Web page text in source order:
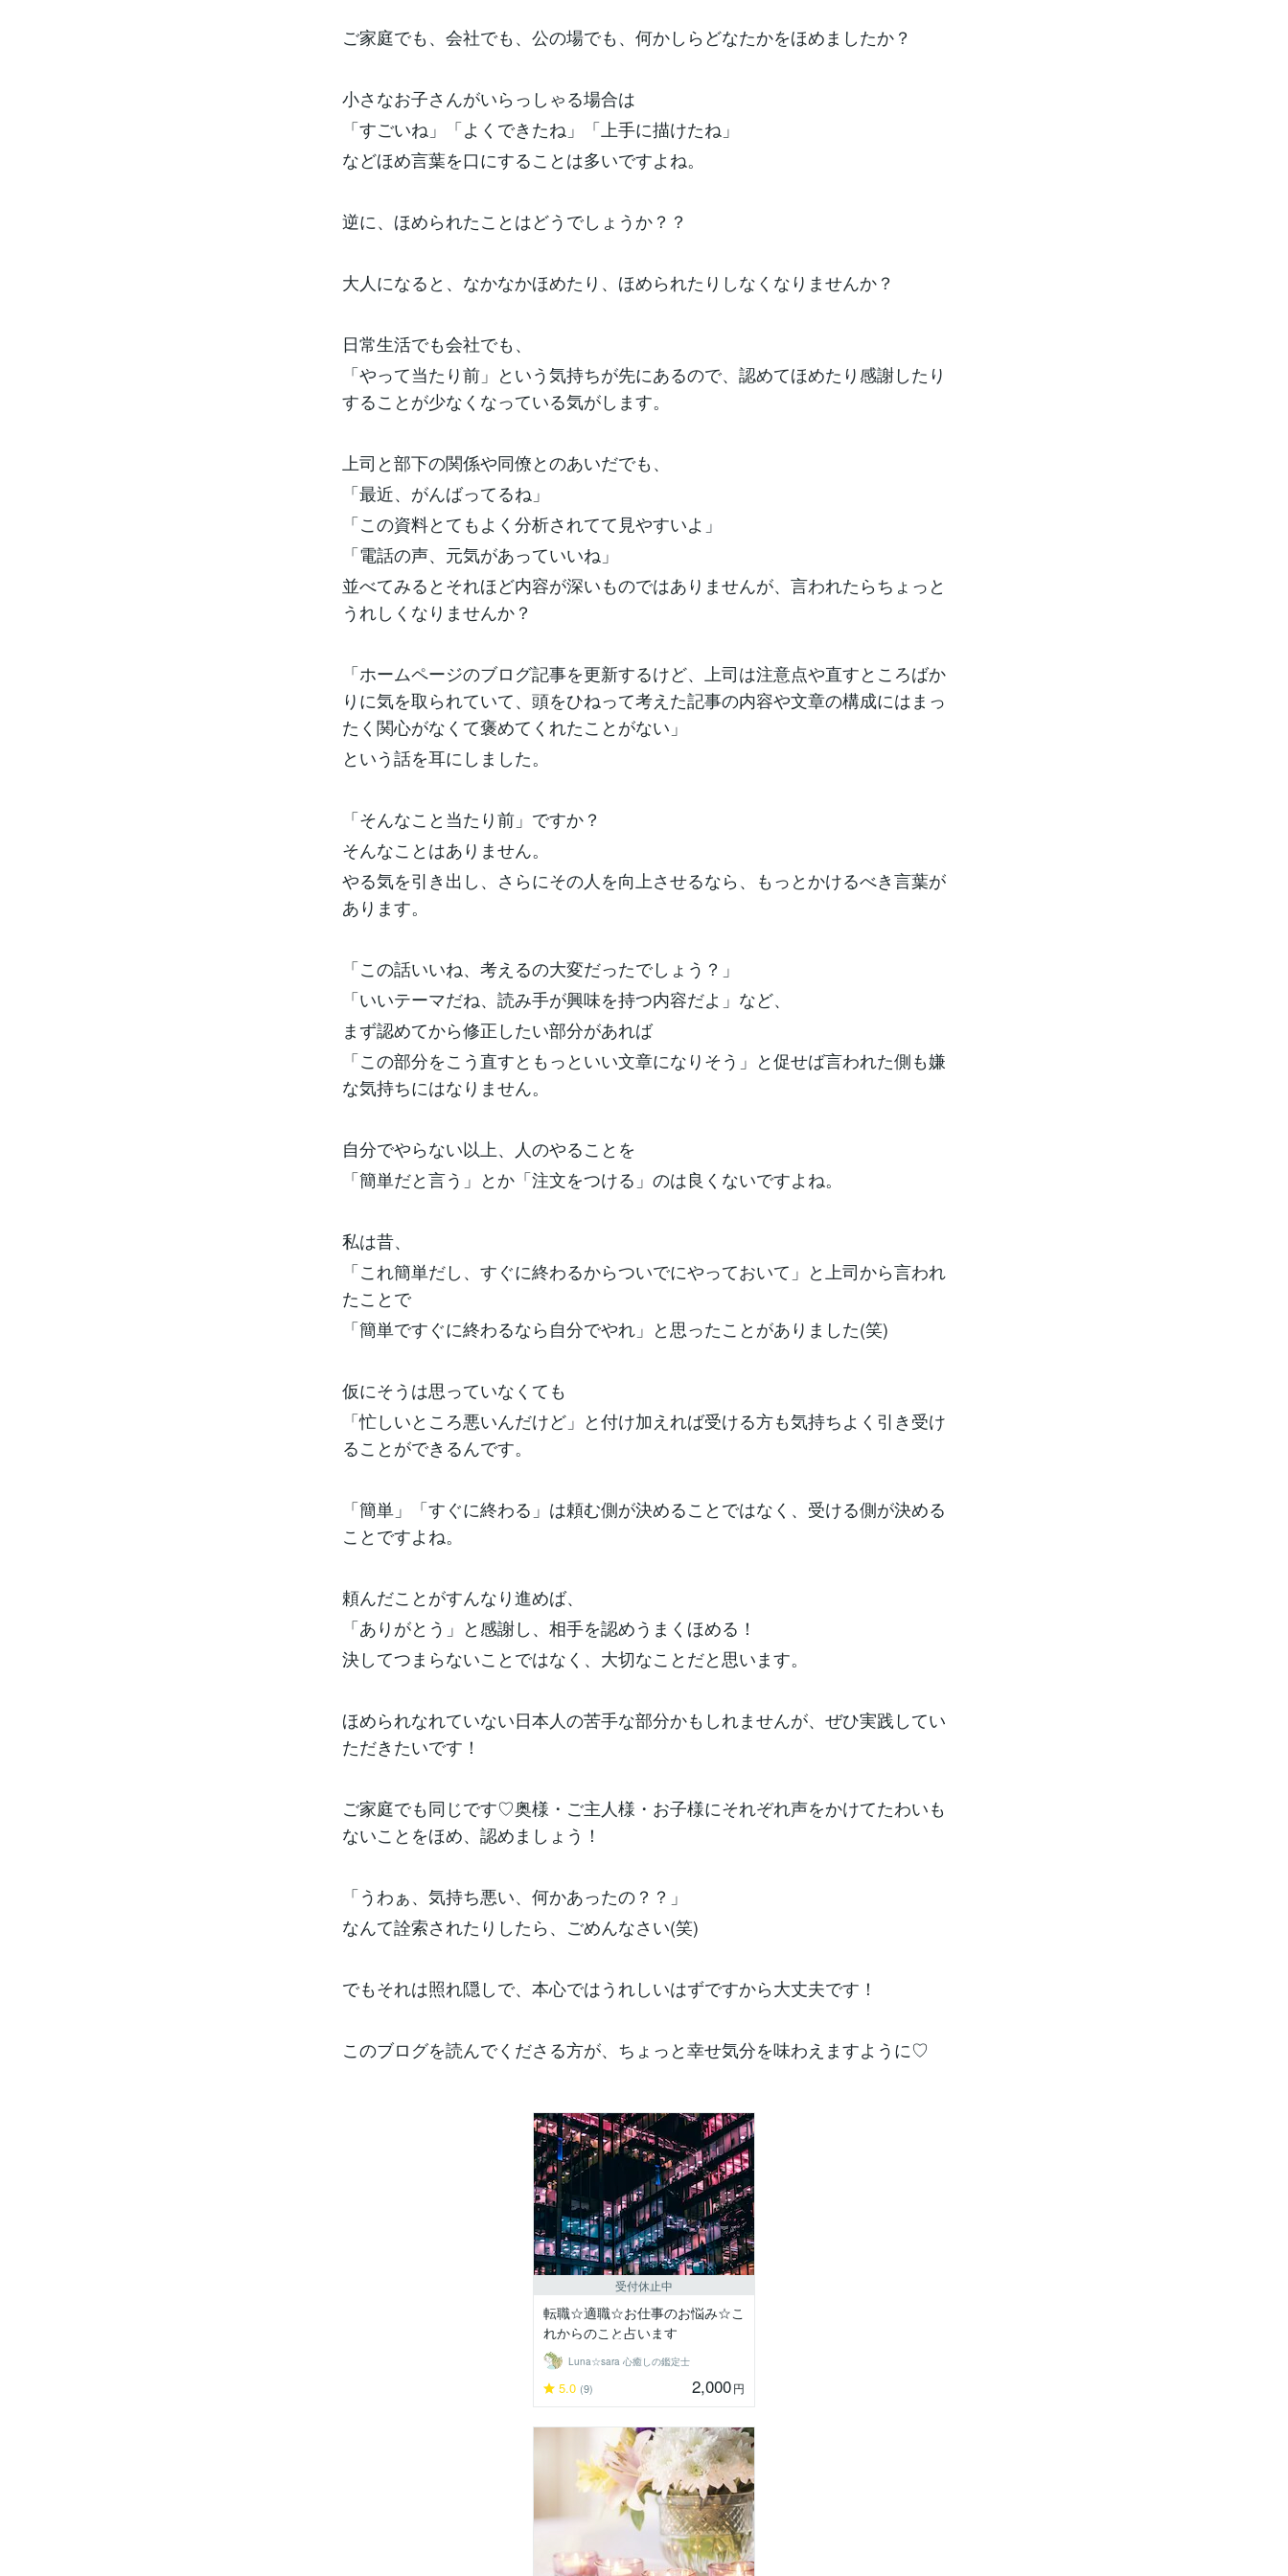
ご家庭でも、会社でも、公の場でも、何かしらどなたかをほめましたか？
小さなお子さんがいらっしゃる場合は
「すごいね」「よくできたね」「上手に描けたね」
などほめ言葉を口にすることは多いですよね。
逆に、ほめられたことはどうでしょうか？？
大人になると、なかなかほめたり、ほめられたりしなくなりませんか？
日常生活でも会社でも、
「やって当たり前」という気持ちが先にあるので、認めてほめたり感謝したり
することが少なくなっている気がします。
上司と部下の関係や同僚とのあいだでも、
「最近、がんばってるね」
「この資料とてもよく分析されてて見やすいよ」
「電話の声、元気があっていいね」
並べてみるとそれほど内容が深いものではありませんが、言われたらちょっと
うれしくなりませんか？
「ホームページのブログ記事を更新するけど、上司は注意点や直すところばか
りに気を取られていて、頭をひねって考えた記事の内容や文章の構成にはまっ
たく関心がなくて褒めてくれたことがない」
という話を耳にしました。
「そんなこと当たり前」ですか？
そんなことはありません。
やる気を引き出し、さらにその人を向上させるなら、もっとかけるべき言葉が
あります。
「この話いいね、考えるの大変だったでしょう？」
「いいテーマだね、読み手が興味を持つ内容だよ」など、
まず認めてから修正したい部分があれば
「この部分をこう直すともっといい文章になりそう」と促せば言われた側も嫌
な気持ちにはなりません。
自分でやらない以上、人のやることを
「簡単だと言う」とか「注文をつける」のは良くないですよね。
私は昔、
「これ簡単だし、すぐに終わるからついでにやっておいて」と上司から言われ
たことで
「簡単ですぐに終わるなら自分でやれ」と思ったことがありました(笑)
仮にそうは思っていなくても
「忙しいところ悪いんだけど」と付け加えれば受ける方も気持ちよく引き受け
ることができるんです。
「簡単」「すぐに終わる」は頼む側が決めることではなく、受ける側が決める
ことですよね。
頼んだことがすんなり進めば、
「ありがとう」と感謝し、相手を認めうまくほめる！
決してつまらないことではなく、大切なことだと思います。
ほめられなれていない日本人の苦手な部分かもしれませんが、ぜひ実践してい
ただきたいです！
ご家庭でも同じです♡奥様・ご主人様・お子様にそれぞれ声をかけてたわいも
ないことをほめ、認めましょう！
「うわぁ、気持ち悪い、何かあったの？？」
なんて詮索されたりしたら、ごめんなさい(笑)
でもそれは照れ隠しで、本心ではうれしいはずですから大丈夫です！
このブログを読んでくださる方が、ちょっと幸せ気分を味わえますように♡
受付休止中
転職☆適職☆お仕事のお悩み☆こ
れからのこと占います
Luna☆sara 心癒しの鑑定士
5.0 (9) 2,000円